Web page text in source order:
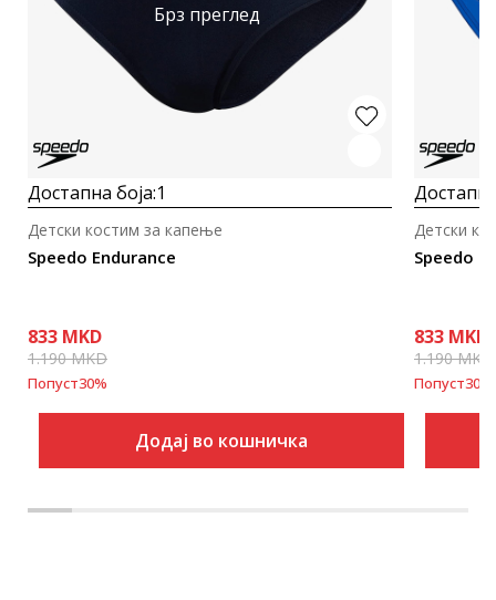
Брз преглед
Достапна боја:1
Speedo Endurance
Детски костим за капење
833 MKD
1.190MKD
Попуст30%
Додај во кошничка
Speedo
Детски
833 MKD
1.190MKD
Попуст30